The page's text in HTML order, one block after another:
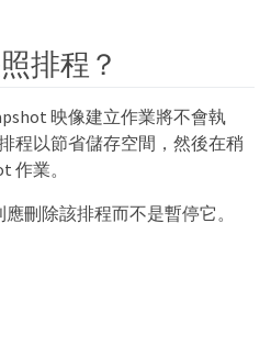
排程？
映像建立作業將不會執
程以節省儲存空間，然後在稍
作業。
刪除該排程而不是暫停它。